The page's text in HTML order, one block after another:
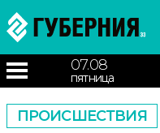
07.08
пятница
ПРОИСШЕСТВИЯ